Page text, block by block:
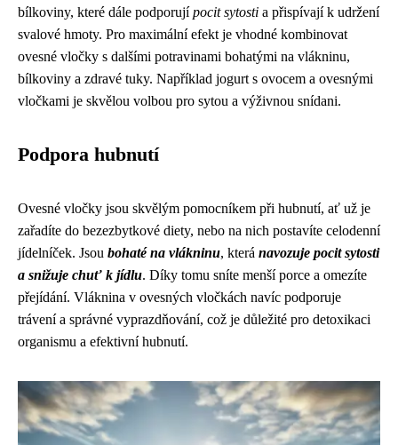
bílkoviny, které dále podporujípocit sytosti a přispívají k udržení
svalové hmoty. Pro maximální efekt je vhodné kombinovat
ovesné vločky s dalšími potravinami bohatými na vlákninu,
bílkoviny a zdravé tuky. Například jogurt s ovocem a ovesnými
vločkami je skvělou volbou pro sytou a výživnou snídani.
Podpora hubnutí
Ovesné vločky jsou skvělým pomocníkem při hubnutí, ať už je
zařadíte do bezezbytkové diety, nebo na nich postavíte celodenní
jídelníček. Jsou bohaté na vlákninu, která navozuje pocit sytosti
a snižuje chuť k jídlu. Díky tomu sníte menší porce a omezíte
přejídání. Vláknina v ovesných vločkách navíc podporuje
trávení a správné vyprazdňování, což je důležité pro detoxikaci
organismu a efektivní hubnutí.